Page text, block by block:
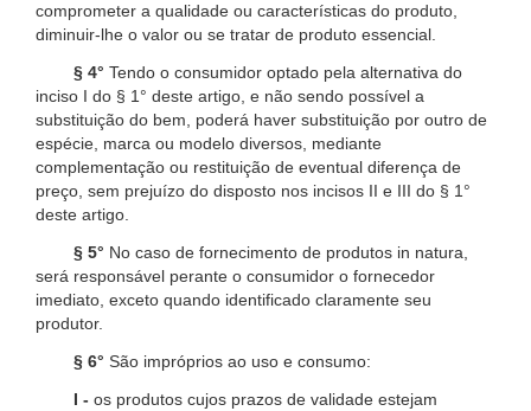
comprometer a qualidade ou características do produto,
diminuir-lhe o valor ou se tratar de produto essencial.
§ 4° Tendo o consumidor optado pela alternativa do
inciso I do § 1° deste artigo, e não sendo possível a
substituição do bem, poderá haver substituição por outro de
espécie, marca ou modelo diversos, mediante
complementação ou restituição de eventual diferença de
preço, sem prejuízo do disposto nos incisos II e III do § 1°
deste artigo.
§ 5° No caso de fornecimento de produtos in natura,
será responsável perante o consumidor o fornecedor
imediato, exceto quando identificado claramente seu
produtor.
§ 6° São impróprios ao uso e consumo:
I - os produtos cujos prazos de validade estejam